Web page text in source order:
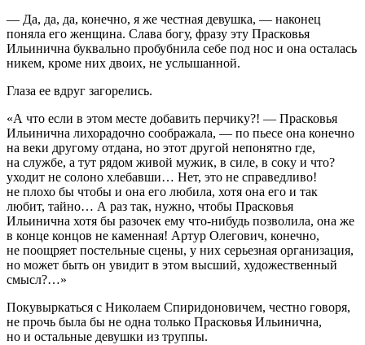
— Да, да, да, конечно, я же честная девушка, — наконец
поняла его женщина. Слава богу, фразу эту Прасковья
Ильинична буквально пробубнила себе под нос и она осталась
никем, кроме них двоих, не услышанной.
Глаза ее вдруг загорелись.
«А что если в этом месте добавить перчику?! — Прасковья
Ильинична лихорадочно соображала, — по пьесе она конечно
на веки другому отдана, но этот другой непонятно где,
на службе, а тут рядом живой мужик, в силе, в соку и что?
уходит не солоно хлебавши… Нет, это не справедливо!
не плохо бы чтобы и она его любила, хотя она его и так
любит, тайно… А раз так, нужно, чтобы Прасковья
Ильинична хотя бы разочек ему что-нибудь позволила, она же
в конце концов не каменная! Артур Олегович, конечно,
не поощряет постельные сцены, у них серьезная организация,
но может быть он увидит в этом высший, художественный
смысл?…»
Покувыркаться с Николаем Спиридоновичем, честно говоря,
не прочь была бы не одна только Прасковья Ильинична,
но и остальные девушки из труппы.